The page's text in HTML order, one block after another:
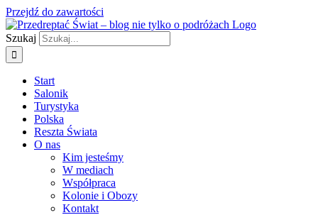
Przejdź do zawartości
Szukaj
Start
Salonik
Turystyka
Polska
Reszta Świata
O nas
Kim jesteśmy
W mediach
Współpraca
Kolonie i Obozy
Kontakt